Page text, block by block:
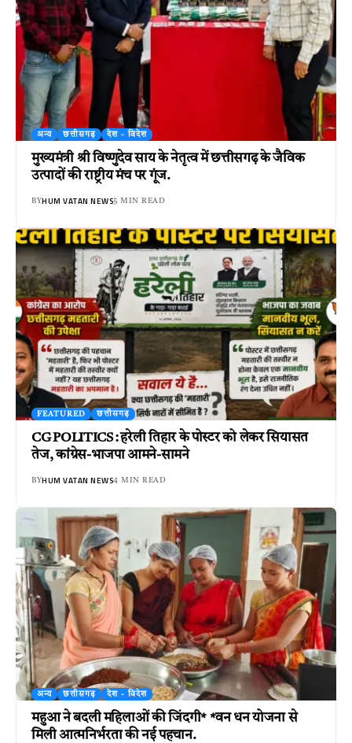
अन्य छत्तीसगढ़ देश - विदेश
मुख्यमंत्री श्री विष्णुदेव साय के नेतृत्व में छत्तीसगढ़ के जैविक
उत्पादों की राष्ट्रीय मंच पर गूंज.
BYHUM VATAN NEWS5 MIN READ
FEATURED छत्तीसगढ़
CG POLITICS : हरेली तिहार के पोस्टर को लेकर सियासत
तेज, कांग्रेस-भाजपा आमने-सामने
BYHUM VATAN NEWS4 MIN READ
अन्य छत्तीसगढ़ देश - विदेश
महुआ ने बदली महिलाओं की जिंदगी* *वन धन योजना से
मिली आत्मनिर्भरता की नई पहचान.